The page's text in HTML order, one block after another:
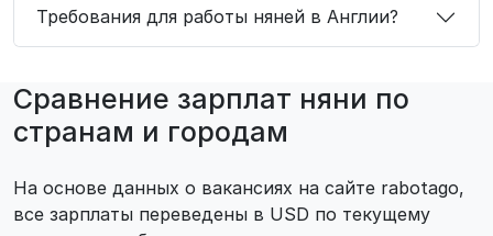
Требования для работы няней в Англии?
Сравнение зарплат няни по
странам и городам
На основе данных о вакансиях на сайте rabotago,
все зарплаты переведены в USD по текущему